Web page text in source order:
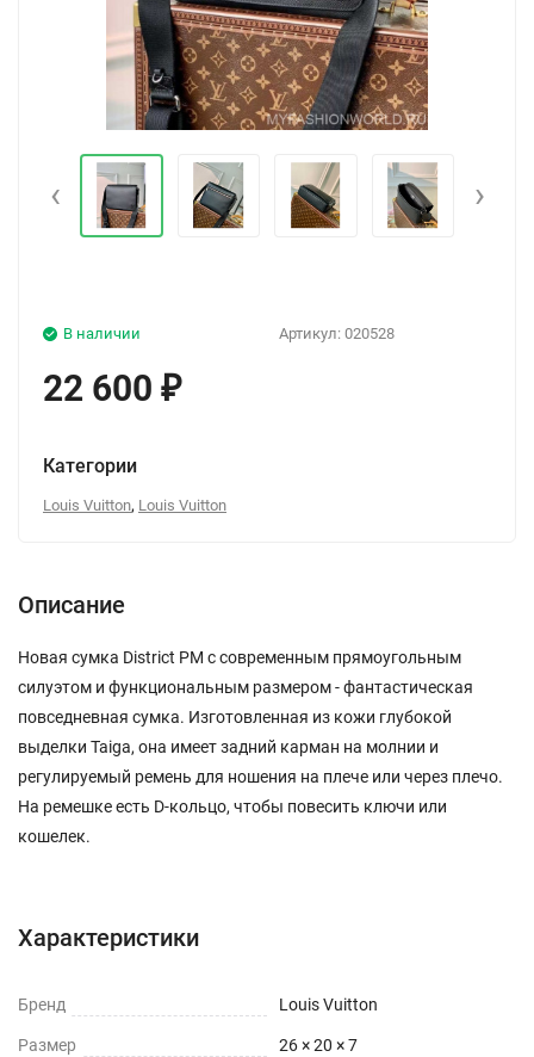
‹ ›
Артикул: 020528
В наличии
22 600 ₽
Категории
Louis Vuitton, Louis Vuitton
Описание
Новая сумка District PM с современным прямоугольным
силуэтом и функциональным размером - фантастическая
повседневная сумка. Изготовленная из кожи глубокой
выделки Taiga, она имеет задний карман на молнии и
регулируемый ремень для ношения на плече или через плечо.
На ремешке есть D-кольцо, чтобы повесить ключи или
кошелек.
Характеристики
Бренд Louis Vuitton
Размер 26 × 20 × 7